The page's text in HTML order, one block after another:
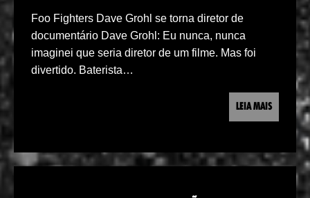
Foo Fighters Dave Grohl se torna diretor de
documentário Dave Grohl: Eu nunca, nunca
imaginei que seria diretor de um filme. Mas foi
divertido. Baterista…
LEIA MAIS